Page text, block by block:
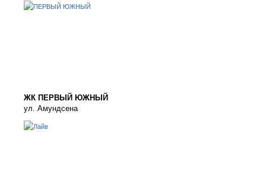
ЖК ПЕРВЫЙ ЮЖНЫЙ
ул. Амундсена